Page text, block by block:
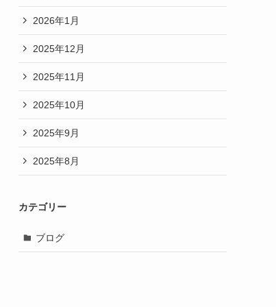
2026年1月
2025年12月
2025年11月
2025年10月
2025年9月
2025年8月
カテゴリー
ブログ